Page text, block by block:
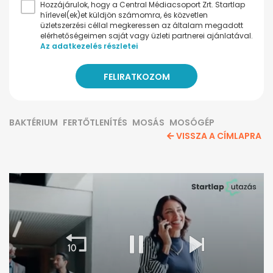
Hozzájárulok, hogy a Central Médiacsoport Zrt. Startlap
hírlevel(ek)et küldjön számomra, és közvetlen
üzletszerzési céllal megkeressen az általam megadott
elérhetőségeimen saját vagy üzleti partnerei ajánlatával.
Az adatkezelés részletei
BAKTÉRIUM FERTŐTLENÍTÉS MOSÁS MOSÓGÉP
VISSZA A CÍMLAPRA